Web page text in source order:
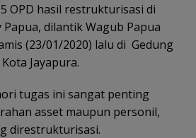
OPD hasil restrukturisasi di
dilantik Wagub Papua
(23/01/2020) lalu di Gedung
Jayapura.
tugas ini sangat penting
asset maupun personil,
direstrukturisasi.